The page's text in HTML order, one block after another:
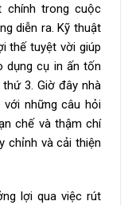
chính trong cuộc
diễn ra. Kỹ thuật
thế tuyệt vời giúp
dụng cụ in ấn tốn
3. Giờ đây nhà
những câu hỏi
chế và thậm chí
chỉnh và cải thiện
lợi qua việc rút